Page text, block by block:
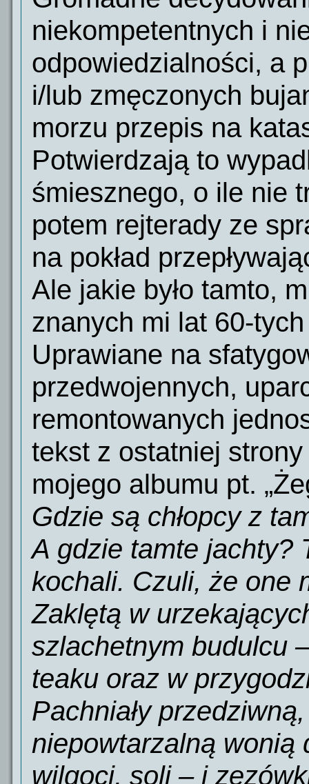
niekompetentnych i
odpowiedzialności, a
i/lub zmęczonych
morzu przepis na
Potwierdzają to
śmiesznego, o ile nie
potem rejterady ze
na pokład
Ale jakie było tamto,
znanych mi lat 60-
Uprawiane na
przedwojennych,
remontowanych
tekst z ostatniej strony
mojego albumu pt.
Gdzie są chłopcy z
A gdzie tamte jachty?
kochali. Czuli, że one
Zaklętą w
szlachetnym budulcu
teaku oraz w
Pachniały przedziwną,
niepowtarzalną wonią
wilgoci, soli – i